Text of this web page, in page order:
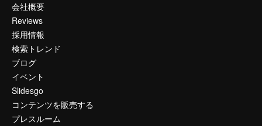
会社概要
Reviews
採用情報
検索トレンド
ブログ
イベント
Slidesgo
コンテンツを販売する
プレスルーム